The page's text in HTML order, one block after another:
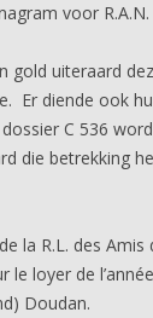
voor R.A.N.
gold uiteraard
Er diende ook
C 536
die betrekking
la R.L. des
le loyer de
Doudan.